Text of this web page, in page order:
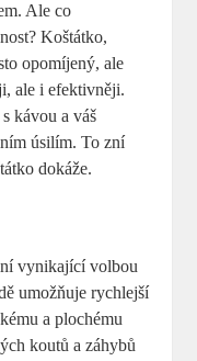
Ale co
Koštátko,
opomíjený, ale
ale i efektivněji.
kávou a váš
úsilím. To zní
dokáže.
vynikající volbou
umožňuje rychlejší
a plochému
koutů a záhybů